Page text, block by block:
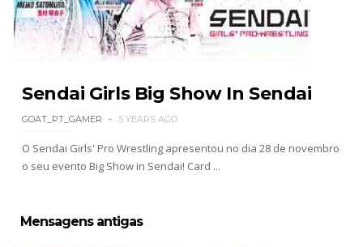
WWE: Possível adversário de Roman Reigns no
México revelado
SCSA867-Aug 07 2026
Agente livre de peso: Kairi Sane revela inúmeras
propostas após saída da WWE e pondera o
próximo passo
SCSA867-Aug 07 2026
WWE: Regresso de Stephanie Vaquer foi adiado
Sendai Girls Big Show In Sendai
GOAT_PT_GAMER 5 YEARS AGO
O Sendai Girls' Pro Wrestling apresentou no dia 28 de novembro
o seu evento Big Show in Sendai! Card ...
Mensagens antigas